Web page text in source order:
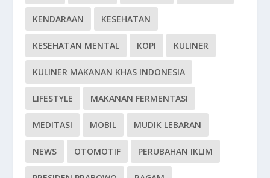
KENDARAAN KESEHATAN
KESEHATAN MENTAL KOPI KULINER
KULINER MAKANAN KHAS INDONESIA
LIFESTYLE MAKANAN FERMENTASI
MEDITASI MOBIL MUDIK LEBARAN
NEWS OTOMOTIF PERUBAHAN IKLIM